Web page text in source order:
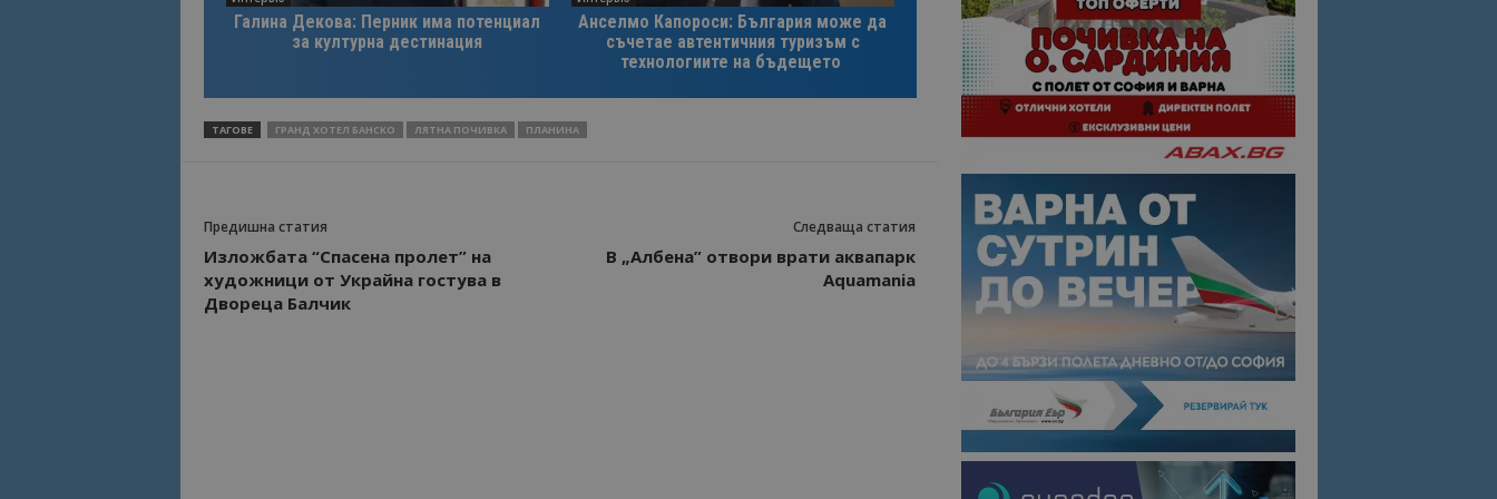
Галина Декова: Перник има потенциал
за културна дестинация
Анселмо Капороси: България може да
съчетае автентичния туризъм с
технологиите на бъдещето
ТАГОВЕ ГРАНД ХОТЕЛ БАНСКО ЛЯТНА ПОЧИВКА ПЛАНИНА
Предишна статия
Изложбата “Спасена пролет” на
художници от Украйна гостува в
Двореца Балчик
Следваща статия
В „Албена” отвори врати аквапарк
Aquamania